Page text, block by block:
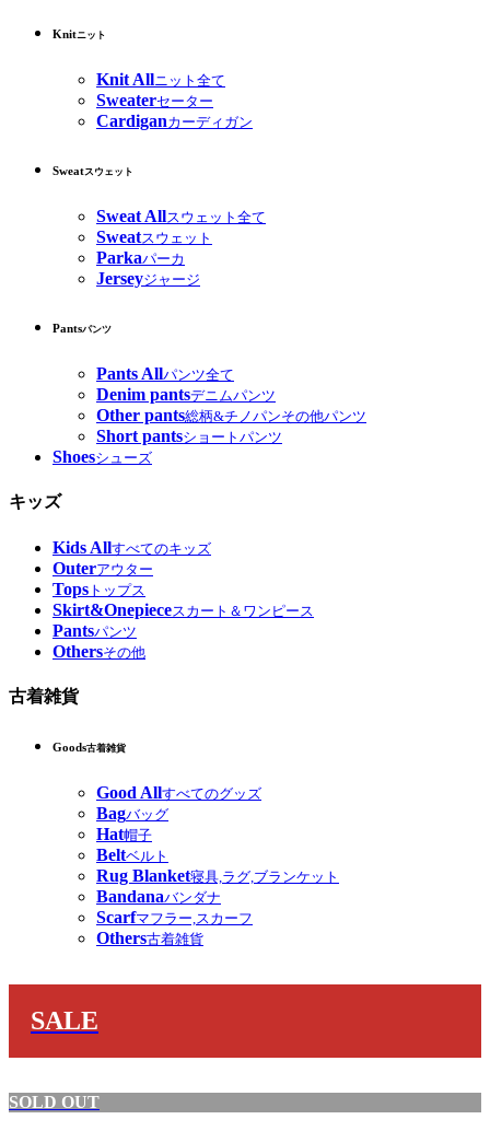
Knitニット
Knit Allニット全て
Sweaterセーター
Cardiganカーディガン
Sweatスウェット
Sweat Allスウェット全て
Sweatスウェット
Parkaパーカ
Jerseyジャージ
Pantsパンツ
Pants Allパンツ全て
Denim pantsデニムパンツ
Other pants総柄&チノパンその他パンツ
Short pantsショートパンツ
Shoesシューズ
キッズ
Kids Allすべてのキッズ
Outerアウター
Tops トップス
Skirt&Onepieceスカート＆ワンピース
Pantsパンツ
Othersその他
古着雑貨
Goods古着雑貨
Good Allすべてのグッズ
Bagバッグ
Hat帽子
Beltベルト
Rug Blanket寝具,ラグ,ブランケット
Bandanaバンダナ
Scarfマフラー,スカーフ
Others古着雑貨
SALE
SOLD OUT